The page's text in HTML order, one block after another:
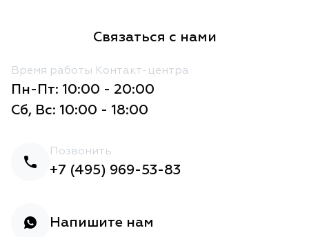
Связаться с нами
Время работы Контакт-центра
Пн-Пт: 10:00 - 20:00
Сб, Вс: 10:00 - 18:00
Позвонить
+7 (495) 969-53-83
Напишите нам